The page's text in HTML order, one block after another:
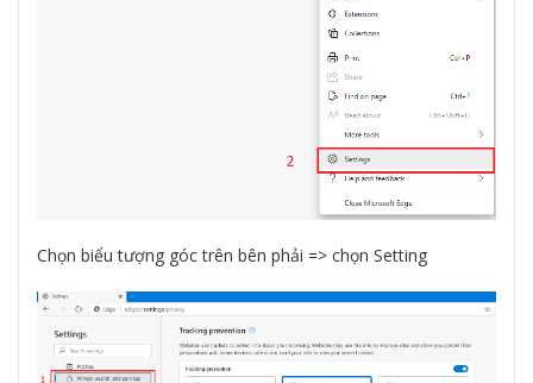
Chọn biểu tượng góc trên bên phải => chọn Setting